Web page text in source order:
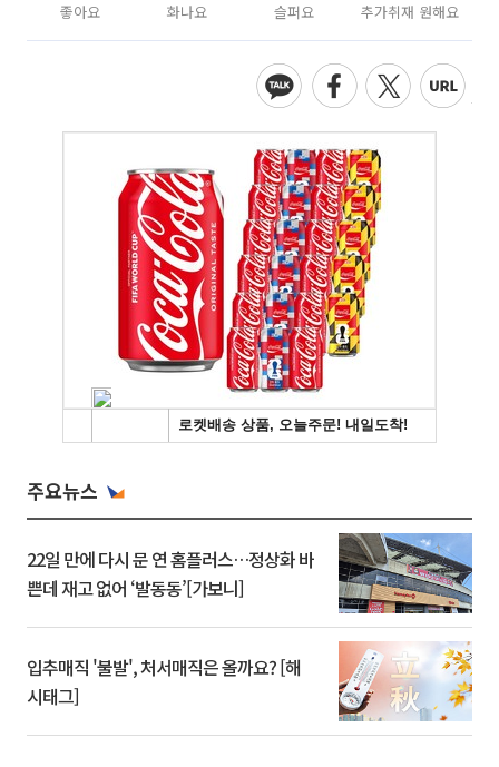
좋아요 화나요 슬퍼요 추가취재 원해요
주요뉴스
22일 만에 다시 문 연 홈플러스…정상화 바
쁜데 재고 없어 ‘발동동’[가보니]
입추매직 '불발', 처서매직은 올까요? [해
시태그]